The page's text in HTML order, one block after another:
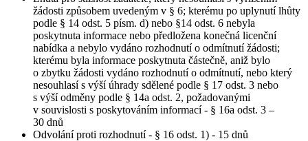
žádosti způsobem uvedeným v § 6; kterému po uplynutí lhůty
podle § 14 odst. 5 písm. d) nebo §14 odst. 6 nebyla
poskytnuta informace nebo předložena konečná licenční
nabídka a nebylo vydáno rozhodnutí o odmítnutí žádosti;
kterému byla informace poskytnuta částečně, aniž bylo
o zbytku žádosti vydáno rozhodnutí o odmítnutí, nebo který
nesouhlasí s výší úhrady sdělené podle § 17 odst. 3 nebo
s výší odměny podle § 14a odst. 2, požadovanými
v souvislosti s poskytováním informací - § 16a odst. 3 –
30 dnů
Odvolání proti rozhodnutí - § 16 odst. 1) - 15 dnů